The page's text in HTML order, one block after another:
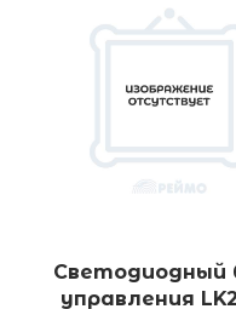
Светодиодный
управления